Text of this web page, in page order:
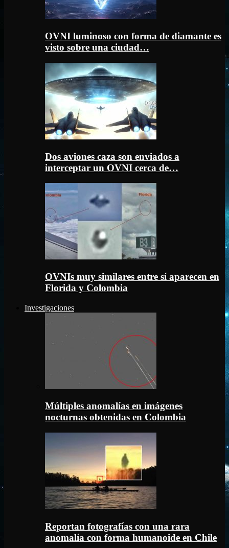
OVNI luminoso con forma de diamante es
visto sobre una ciudad…
Dos aviones caza son enviados a
interceptar un OVNI cerca de…
OVNIs muy similares entre sí aparecen en
Florida y Colombia
Investigaciones
Múltiples anomalías en imágenes
nocturnas obtenidas en Colombia
Reportan fotografías con una rara
anomalía con forma humanoide en Chile